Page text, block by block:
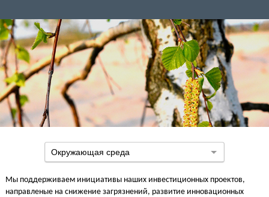
Окружающая среда
Мы поддерживаем инициативы наших инвестиционных проектов,
направленые на снижение загрязнений, развитие инновационных